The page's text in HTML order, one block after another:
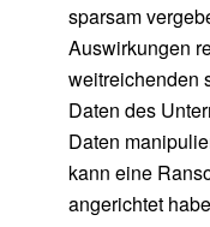
sparsam
Auswirkungen
weitreichenden
Daten des
Daten
kann eine
angerichtet